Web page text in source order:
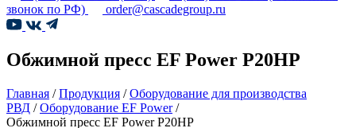
звонок по РФ)
order@cascadegroup.ru
Обжимной пресс EF Power P20HP
Главная /Продукция /Оборудование для производства
РВД /Оборудование EF Power/
Обжимной пресс EF Power P20HP